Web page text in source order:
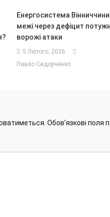
Енергосистема
межі через дефіцит
ворожі атаки
5 Лютого, 2026
Павло Сидорченко
Обов’язкові поля